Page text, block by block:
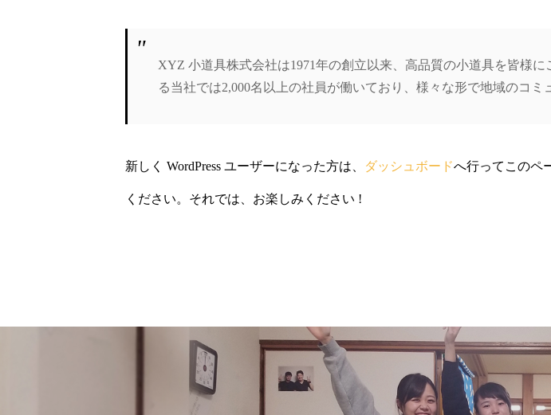
XYZ 小道具株式会社は1971年の創立以来、高品質の小道具を皆様
る当社では2,000名以上の社員が働いており、様々な形で地域のコミ
新しく WordPress ユーザーになった方は、 ダッシュボードへ行ってこのペ
ください。それでは、お楽しみください !